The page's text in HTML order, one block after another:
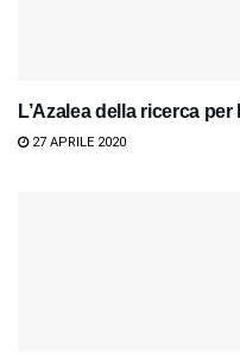
L’Azalea della ricerca
27 APRILE 2020